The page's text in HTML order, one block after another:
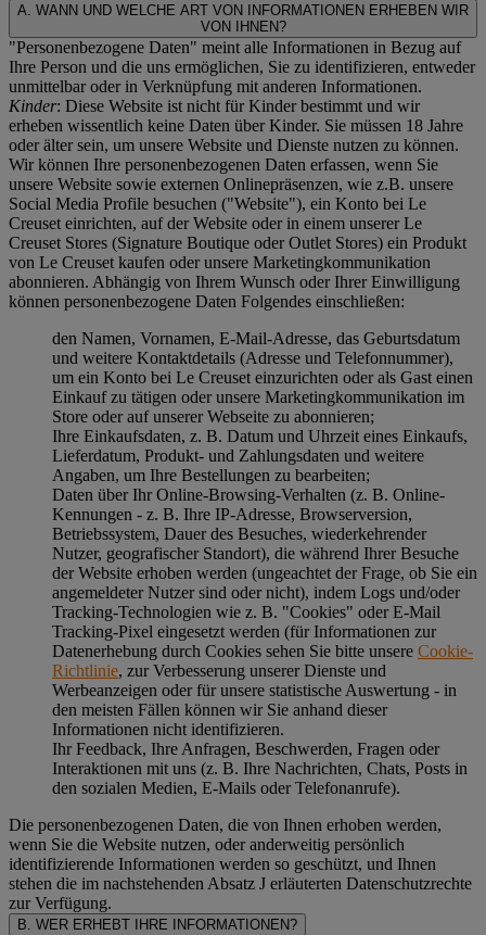
A. WANN UND WELCHE ART VON INFORMATIONEN ERHEBEN WIR
VON IHNEN?
"Personenbezogene Daten" meint alle Informationen in Bezug auf
Ihre Person und die uns ermöglichen, Sie zu identifizieren, entweder
unmittelbar oder in Verknüpfung mit anderen Informationen.
Kinder: Diese Website ist nicht für Kinder bestimmt und wir
erheben wissentlich keine Daten über Kinder. Sie müssen 18 Jahre
oder älter sein, um unsere Website und Dienste nutzen zu können.
Wir können Ihre personenbezogenen Daten erfassen, wenn Sie
unsere Website sowie externen Onlinepräsenzen, wie z.B. unsere
Social Media Profile besuchen ("Website"), ein Konto bei Le
Creuset einrichten, auf der Website oder in einem unserer Le
Creuset Stores (Signature Boutique oder Outlet Stores) ein Produkt
von Le Creuset kaufen oder unsere Marketingkommunikation
abonnieren. Abhängig von Ihrem Wunsch oder Ihrer Einwilligung
können personenbezogene Daten Folgendes einschließen:
den Namen, Vornamen, E-Mail-Adresse, das Geburtsdatum
und weitere Kontaktdetails (Adresse und Telefonnummer),
um ein Konto bei Le Creuset einzurichten oder als Gast einen
Einkauf zu tätigen oder unsere Marketingkommunikation im
Store oder auf unserer Webseite zu abonnieren;
Ihre Einkaufsdaten, z. B. Datum und Uhrzeit eines Einkaufs,
Lieferdatum, Produkt- und Zahlungsdaten und weitere
Angaben, um Ihre Bestellungen zu bearbeiten;
Daten über Ihr Online-Browsing-Verhalten (z. B. Online-
Kennungen - z. B. Ihre IP-Adresse, Browserversion,
Betriebssystem, Dauer des Besuches, wiederkehrender
Nutzer, geografischer Standort), die während Ihrer Besuche
der Website erhoben werden (ungeachtet der Frage, ob Sie ein
angemeldeter Nutzer sind oder nicht), indem Logs und/oder
Tracking-Technologien wie z. B. "Cookies" oder E-Mail
Tracking-Pixel eingesetzt werden (für Informationen zur
Datenerhebung durch Cookies sehen Sie bitte unsere Cookie-
Richtlinie, zur Verbesserung unserer Dienste und
Werbeanzeigen oder für unsere statistische Auswertung - in
den meisten Fällen können wir Sie anhand dieser
Informationen nicht identifizieren.
Ihr Feedback, Ihre Anfragen, Beschwerden, Fragen oder
Interaktionen mit uns (z. B. Ihre Nachrichten, Chats, Posts in
den sozialen Medien, E-Mails oder Telefonanrufe).
Die personenbezogenen Daten, die von Ihnen erhoben werden,
wenn Sie die Website nutzen, oder anderweitig persönlich
identifizierende Informationen werden so geschützt, und Ihnen
stehen die im nachstehenden Absatz J erläuterten Datenschutzrechte
zur Verfügung.
B. WER ERHEBT IHRE INFORMATIONEN?